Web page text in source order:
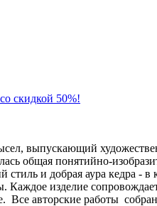
скидкой 50%!
выпускающий
общая понятийно-
стиль и добрая аура кедра
Каждое изделие
авторские работы